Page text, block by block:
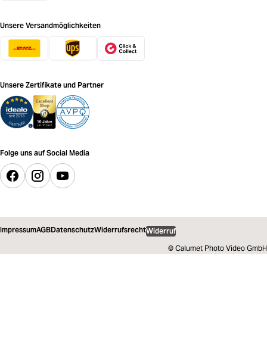
Unsere Versandmöglichkeiten
Unsere Zertifikate und Partner
Folge uns auf Social Media
ImpressumAGBDatenschutzWiderrufsrechtWiderruf
© Calumet Photo Video GmbH